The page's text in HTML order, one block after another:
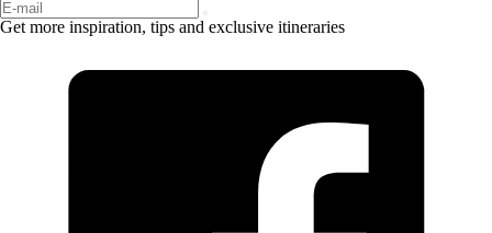
Get more inspiration, tips and exclusive itineraries